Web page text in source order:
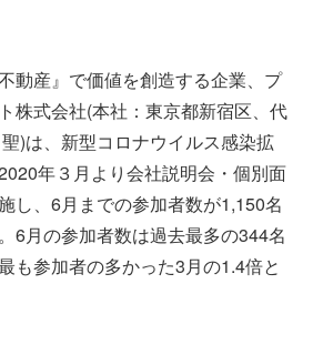
動産』で価値を創造する企業、プ
株式会社(本社：東京都新宿区、代
)は、新型コロナウイルス感染拡
年３月より会社説明会・個別面
し、6月までの参加者数が1,150名
6月の参加者数は過去最多の344名
も参加者の多かった3月の1.4倍と